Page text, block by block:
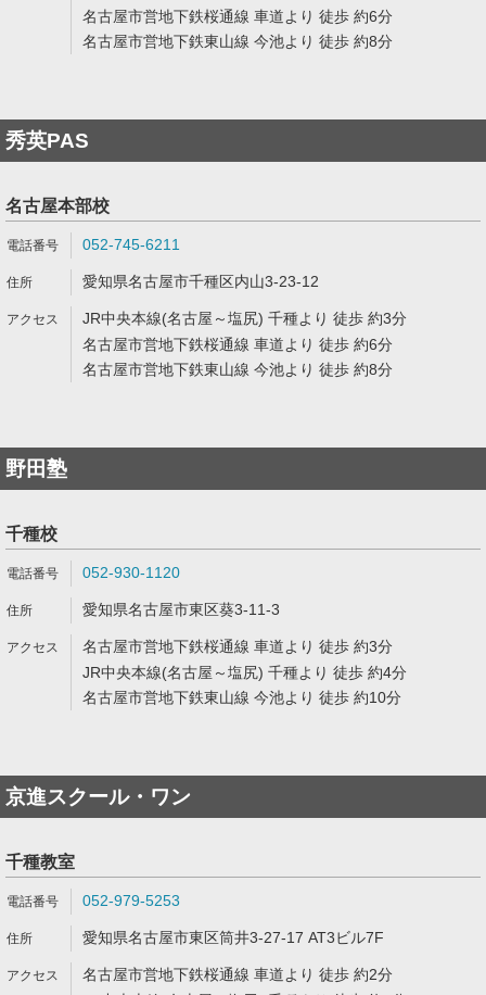
名古屋市営地下鉄桜通線 車道より 徒歩 約6分
名古屋市営地下鉄東山線 今池より 徒歩 約8分
秀英PAS
名古屋本部校
052-745-6211
愛知県名古屋市千種区内山3-23-12
JR中央本線(名古屋～塩尻) 千種より 徒歩 約3分
名古屋市営地下鉄桜通線 車道より 徒歩 約6分
名古屋市営地下鉄東山線 今池より 徒歩 約8分
野田塾
千種校
052-930-1120
愛知県名古屋市東区葵3-11-3
名古屋市営地下鉄桜通線 車道より 徒歩 約3分
JR中央本線(名古屋～塩尻) 千種より 徒歩 約4分
名古屋市営地下鉄東山線 今池より 徒歩 約10分
京進スクール・ワン
千種教室
052-979-5253
愛知県名古屋市東区筒井3-27-17 AT3ビル7F
名古屋市営地下鉄桜通線 車道より 徒歩 約2分